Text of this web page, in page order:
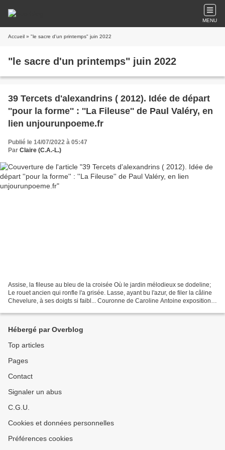
MENU
Accueil » "le sacre d'un printemps" juin 2022
"le sacre d'un printemps" juin 2022
39 Tercets d'alexandrins ( 2012). Idée de départ
''pour la forme'' : ''La Fileuse'' de Paul Valéry, en
lien unjourunpoeme.fr
Publié le 14/07/2022 à 05:47
Par Claire (C.A.-L.)
Assise, la fileuse au bleu de la croisée Où le jardin mélodieux se dodeline;
Le rouet ancien qui ronfle l'a grisée. Lasse, ayant bu l'azur, de filer la câline
Chevelure, à ses doigts si faibl... Couronne de Caroline Antoine exposition
Hébergé par Overblog
Top articles
Pages
Contact
Signaler un abus
C.G.U.
Cookies et données personnelles
Préférences cookies